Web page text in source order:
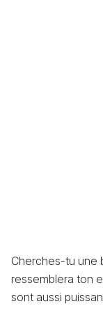
Cherches-tu une
ressemblera ton
sont aussi